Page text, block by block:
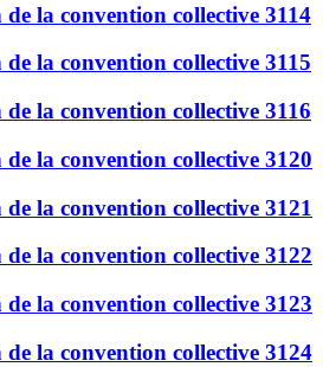
la convention collective 3114
la convention collective 3115
la convention collective 3116
la convention collective 3120
la convention collective 3121
la convention collective 3122
la convention collective 3123
la convention collective 3124